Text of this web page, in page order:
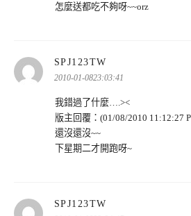
怎麼送都吃不夠呀~~orz
SPJ123TW
示:
2010-01-0823:03:41
我錯過了什麼….><
版主回覆：(01/08/2010 11:12:27
還沒還沒~~
下星期二才開跑呀~
SPJ123TW